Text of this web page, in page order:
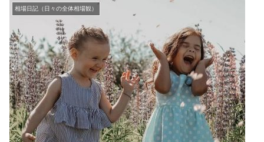
相場日記（日々の全体相場観）